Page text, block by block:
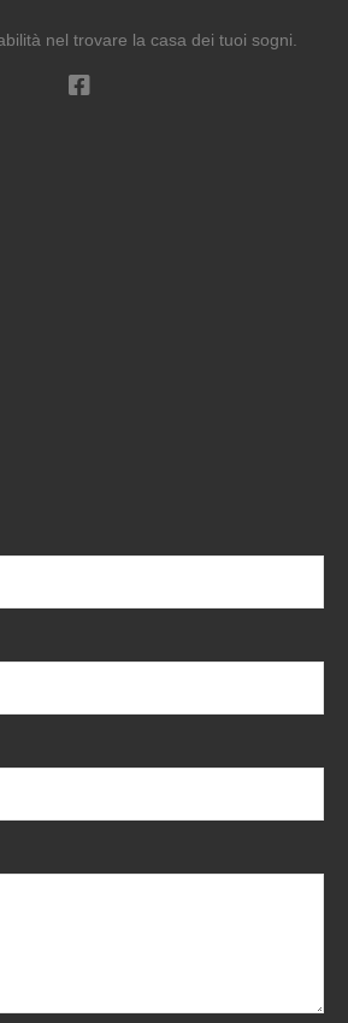
nel trovare la casa dei tuoi sogni.